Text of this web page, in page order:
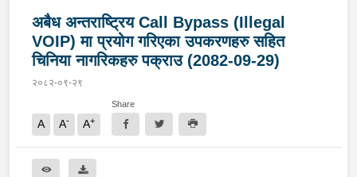
अबैध अन्तराष्ट्रिय Call Bypass (Illegal
VOIP) मा प्रयोग गरिएका उपकरणहरु सहित
चिनिया नागरिकहरु पक्राउ (2082-09-29)
२०८२-०९-२९
A A- A+
Share